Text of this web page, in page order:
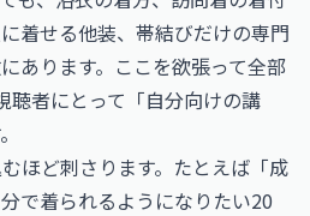
着せる他装、帯結びだけの専門
あります。ここを欲張って全部
聴者にとって「自分向けの講
ほど刺さります。たとえば「成
で着られるようになりたい20